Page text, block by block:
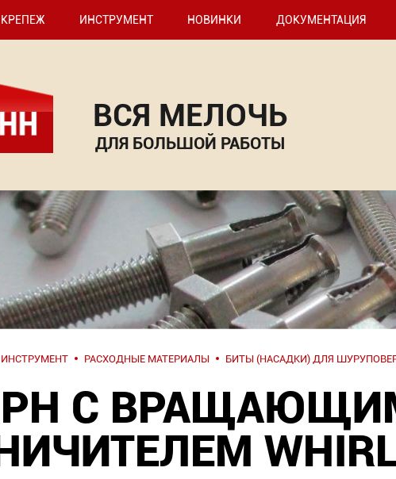
КРЕПЕЖ ИНСТРУМЕНТ НОВИНКИ ДОКУМЕНТАЦИЯ
ВСЯ МЕЛОЧЬ
ДЛЯ БОЛЬШОЙ РАБОТЫ
ИНСТРУМЕНТ РАСХОДНЫЕ МАТЕРИАЛЫ БИТЫ (НАСАДКИ) ДЛЯ
PH С